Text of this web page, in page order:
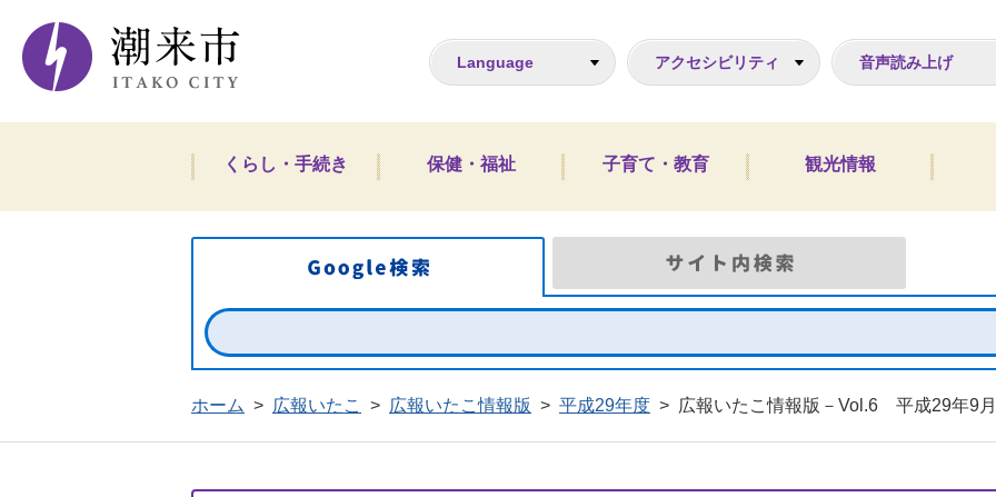
潮来市ホームページ
Language アクセシビリティ 音声読み上げ
くらし・手続き 保健・福祉 子育て・教育 観光情報
Google検索
ホーム > 広報いたこ > 広報いたこ情報版 > 平成29年度 > 広報いたこ情報版－Vol.6 平成29年9